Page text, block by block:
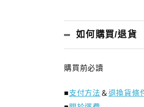
如何購買/退貨
購買前必讀
■支付方法 ＆ 退換貨條